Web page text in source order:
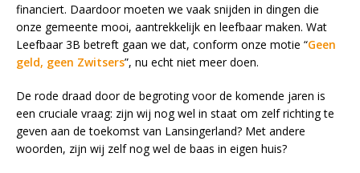
financiert. Daardoor moeten we vaak snijden in dingen die
onze gemeente mooi, aantrekkelijk en leefbaar maken. Wat
Leefbaar 3B betreft gaan we dat, conform onze motie “Geen
geld, geen Zwitsers”, nu echt niet meer doen.
De rode draad door de begroting voor de komende jaren is
een cruciale vraag: zijn wij nog wel in staat om zelf richting te
geven aan de toekomst van Lansingerland? Met andere
woorden, zijn wij zelf nog wel de baas in eigen huis?